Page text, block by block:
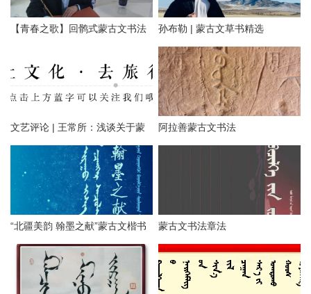
【青春之歌】回鹘式蒙古文书法
孙布勒 | 蒙古文草书精选
文艺评论 | 王常所：浅谈关于蒙
古文书法行书的技法与训练
阿拉善蒙古文书法
“北疆美韵 翰墨之献”蒙古文楷书
网络展（一）
蒙古文书法章法